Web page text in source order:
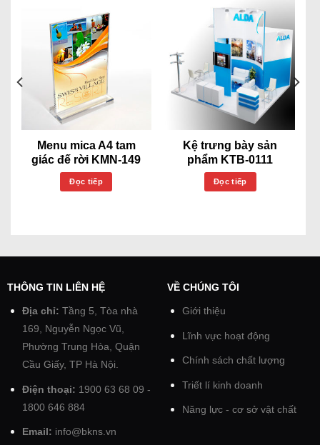
Menu mica A4 tam
giác đế rời KMN-149
Đọc tiếp
Kệ trưng bày sản
phẩm KTB-0111
Đọc tiếp
THÔNG TIN LIÊN HỆ
Địa chỉ: Tầng 5, Tòa nhà
169, Nguyễn Ngọc Vũ,
Phường Trung Hòa, Quận
Cầu Giấy, TP Hà Nội.
Điện thoại: 1900 63 68 09 -
1800 646 884
Email: info@bkns.vn
VỀ CHÚNG TÔI
Giới thiệu
Lĩnh vực hoạt động
Chính sách chất lượng
Triết lí kinh doanh
Năng lực - cơ sở vật chất